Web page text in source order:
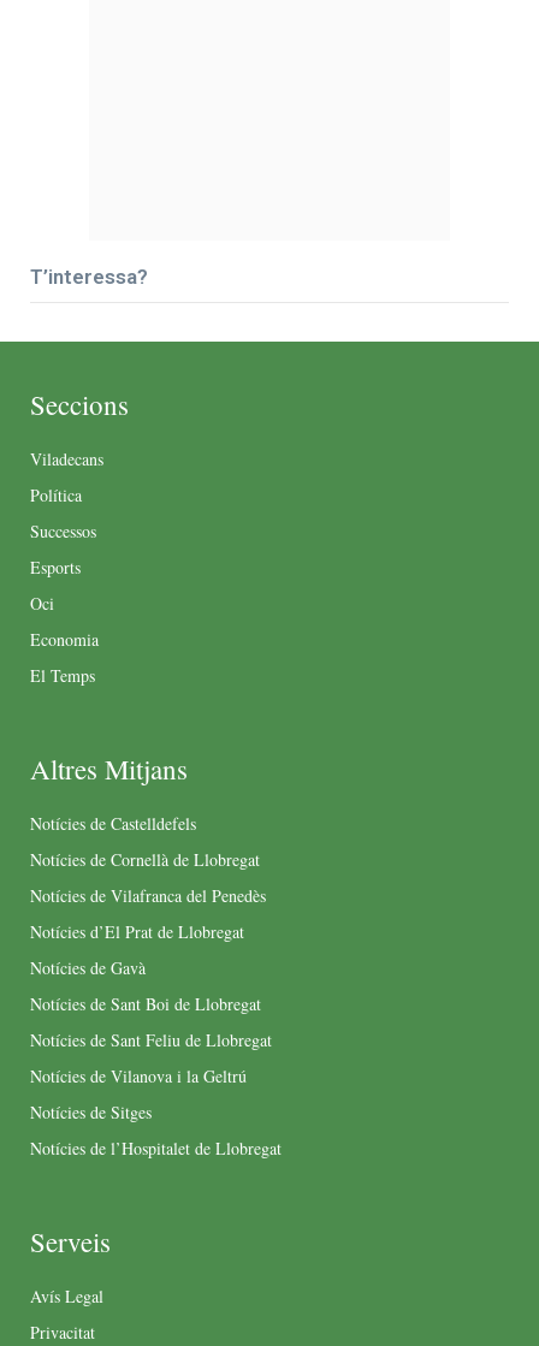
T’interessa?
Seccions
Viladecans
Política
Successos
Esports
Oci
Economia
El Temps
Altres Mitjans
Notícies de Castelldefels
Notícies de Cornellà de Llobregat
Notícies de Vilafranca del Penedès
Notícies d’El Prat de Llobregat
Notícies de Gavà
Notícies de Sant Boi de Llobregat
Notícies de Sant Feliu de Llobregat
Notícies de Vilanova i la Geltrú
Notícies de Sitges
Notícies de l’Hospitalet de Llobregat
Serveis
Avís Legal
Privacitat